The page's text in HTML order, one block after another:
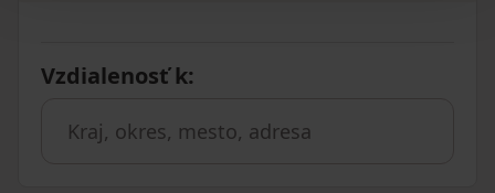
Vzdialenosť k: